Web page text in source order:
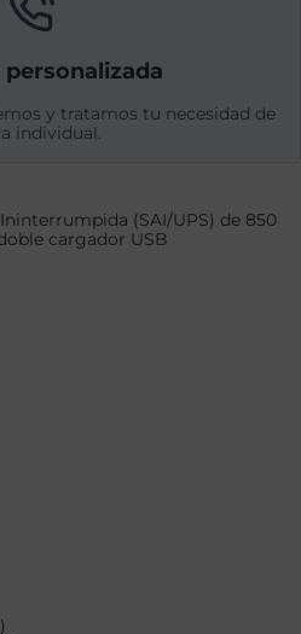
y tratamos tu necesidad de
individual.
(SAI/UPS) de 850
cargador USB